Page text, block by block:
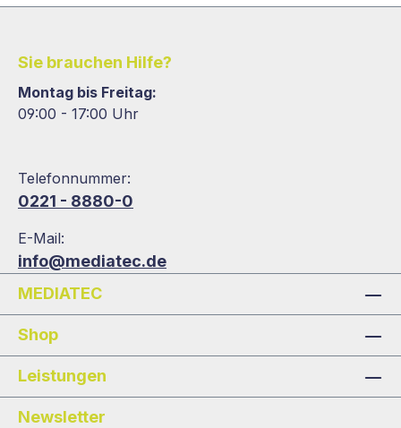
Sie brauchen Hilfe?
Montag bis Freitag:
09:00 - 17:00 Uhr
Telefonnummer:
0221 - 8880-0
E-Mail:
info@mediatec.de
MEDIATEC
Shop
Leistungen
Newsletter